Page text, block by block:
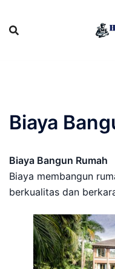
content
Biaya
Biaya Bangun Rumah
Biaya membangun
berkualitas dan